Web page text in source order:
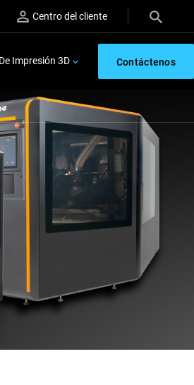
Centro del cliente
Impresión 3D Contáctenos